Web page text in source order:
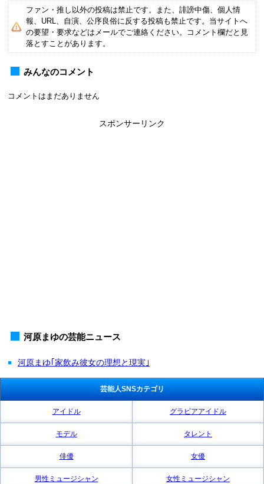
ファン・推し以外の投稿は禁止です。また、誹謗中傷、個人情
報、URL、自演、公序良俗に反する投稿も禁止です。当サイトへ
の要望・要求などはメールでご連絡ください。コメント欄だと見
落とすことがあります。
みんなのコメント
コメントはまだありません
スポンサーリンク
河原まゆの芸能ニュース
河原まゆ｢家飲み彼女の理想と現実｣
芸能人SNSカテゴリ
アイドル グラビアアイドル
モデル タレント
俳優 女優
男性ミュージシャン 女性ミュージシャン